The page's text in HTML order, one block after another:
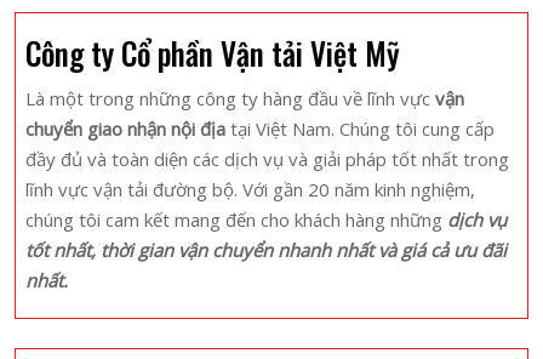
Đất
Thép
Farm
Công ty Cổ phần Vận tải Việt Mỹ
Là một trong những công ty hàng đầu về lĩnh vực vận
chuyển giao nhận nội địa tại Việt Nam. Chúng tôi cung cấp
đầy đủ và toàn diện các dịch vụ và giải pháp tốt nhất trong
lĩnh vực vận tải đường bộ. Với gần 20 năm kinh nghiệm,
chúng tôi cam kết mang đến cho khách hàng những dịch vụ
tốt nhất, thời gian vận chuyển nhanh nhất và giá cả ưu đãi
nhất.